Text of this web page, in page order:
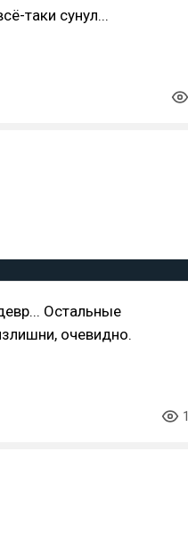
таки сунул...
Остальные
очевидно.